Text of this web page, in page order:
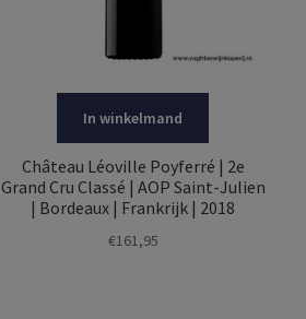
In winkelmand
Château Léoville Poyferré | 2e
Grand Cru Classé | AOP Saint-Julien
| Bordeaux | Frankrijk | 2018
€161,95